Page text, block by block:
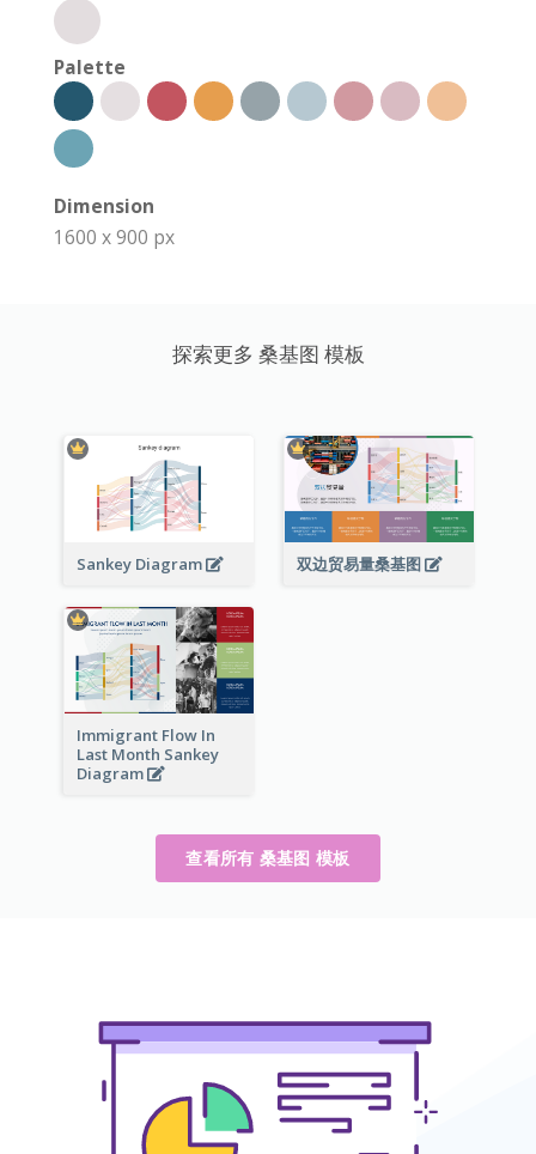
Palette
Dimension
1600 x 900 px
探索更多 桑基图 模板
Sankey Diagram 双边贸易量桑基图
Immigrant Flow In
Last Month Sankey
Diagram
查看所有 桑基图 模板